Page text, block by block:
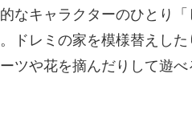
なキャラクターのひとり「
ドレミの家を模様替えし
ツや花を摘んだりして遊